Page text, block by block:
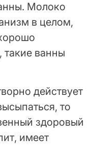
Молоко
в целом,
такие ванны
действует
то
здоровый
имеет